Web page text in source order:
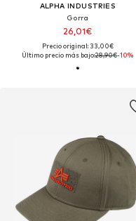
ALPHA INDUSTRIES
Gorra
26,01€
Precio original: 33,00€
Último precio más bajo:28,90€-10%